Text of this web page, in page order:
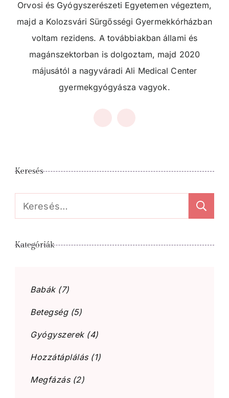
Orvosi és Gyógyszerészeti Egyetemen végeztem,
majd a Kolozsvári Sürgősségi Gyermekkórházban
voltam rezidens. A továbbiakban állami és
magánszektorban is dolgoztam, majd 2020
májusától a nagyváradi Ali Medical Center
gyermekgyógyásza vagyok.
Keresés
Keresés:
Kategóriák
Babák(7)
Betegség(5)
Gyógyszerek(4)
Hozzátáplálás(1)
Megfázás(2)